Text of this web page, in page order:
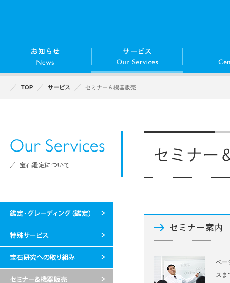
TOP サービス セミナー＆機器販売
ベー
スま